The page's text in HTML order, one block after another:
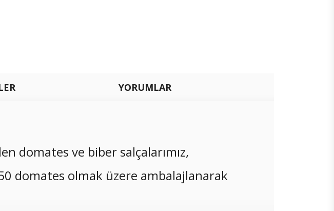
YORUMLAR
domates ve biber salçalarımız,
domates olmak üzere ambalajlanarak